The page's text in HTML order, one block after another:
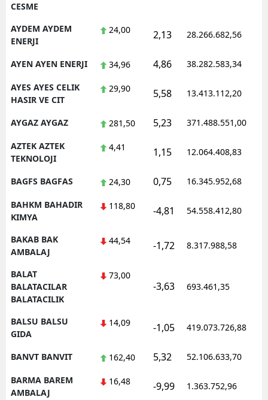
CESME
AYDEM AYDEM
ENERJI
24,00 2,13 28.266.682,56
AYEN AYEN ENERJI 34,96 4,86 38.282.583,34
AYES AYES CELIK
HASIR VE CIT
29,90 5,58 13.413.112,20
AYGAZ AYGAZ 281,50 5,23 371.488.551,00
AZTEK AZTEK
TEKNOLOJI
4,41 1,15 12.064.408,83
BAGFS BAGFAS 24,30 0,75 16.345.952,68
BAHKM BAHADIR
KIMYA
118,80 -4,81 54.558.412,80
BAKAB BAK
AMBALAJ
44,54 -1,72 8.317.988,58
BALAT
BALATACILAR
BALATACILIK
73,00
-3,63 693.461,35
BALSU BALSU
GIDA
14,09 -1,05 419.073.726,88
BANVT BANVIT 162,40 5,32 52.106.633,70
BARMA BAREM
AMBALAJ
16,48 -9,99 1.363.752,96